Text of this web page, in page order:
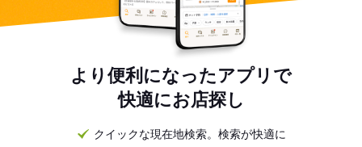
より便利になったアプリで
快適にお店探し
クイックな現在地検索。検索が快適に